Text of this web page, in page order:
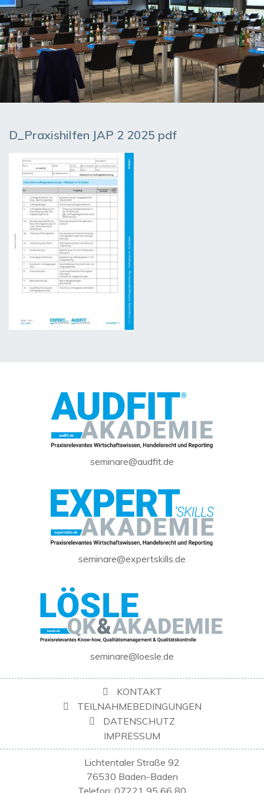
D_Praxishilfen JAP 2 2025 pdf
seminare@audfit.de
seminare@expertskills.de
seminare@loesle.de
KONTAKT
TEILNAHMEBEDINGUNGEN
DATENSCHUTZ
IMPRESSUM
Lichtentaler Straße 92
76530 Baden-Baden
Telefon: 07221 95 66 80